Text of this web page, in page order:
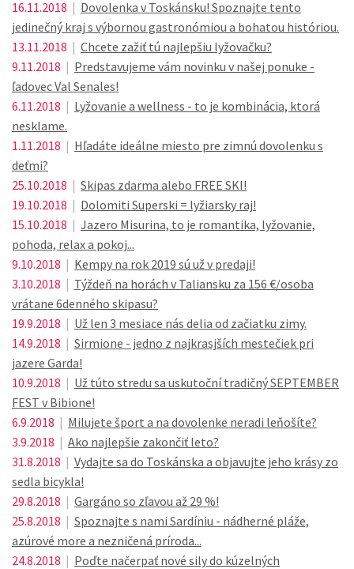
16.11.2018 | Dovolenka v Toskánsku! Spoznajte tento
jedinečný kraj s výbornou gastronómiou a bohatou históriou.
13.11.2018 | Chcete zažiť tú najlepšiu lyžovačku?
9.11.2018 | Predstavujeme vám novinku v našej ponuke -
ľadovec Val Senales!
6.11.2018 | Lyžovanie a wellness - to je kombinácia, ktorá
nesklame.
1.11.2018 | Hľadáte ideálne miesto pre zimnú dovolenku s
deťmi?
25.10.2018 | Skipas zdarma alebo FREE SKI!
19.10.2018 | Dolomiti Superski = lyžiarsky raj!
15.10.2018 | Jazero Misurina, to je romantika, lyžovanie,
pohoda, relax a pokoj...
9.10.2018 | Kempy na rok 2019 sú už v predaji!
3.10.2018 | Týždeň na horách v Taliansku za 156 €/osoba
vrátane 6denného skipasu?
19.9.2018 | Už len 3 mesiace nás delia od začiatku zimy.
14.9.2018 | Sirmione - jedno z najkrasjších mestečiek pri
jazere Garda!
10.9.2018 | Už túto stredu sa uskutoční tradičný SEPTEMBER
FEST v Bibione!
6.9.2018 | Milujete šport a na dovolenke neradi leňošíte?
3.9.2018 | Ako najlepšie zakončiť leto?
31.8.2018 | Vydajte sa do Toskánska a objavujte jeho krásy zo
sedla bicykla!
29.8.2018 | Gargáno so zľavou až 29 %!
25.8.2018 | Spoznajte s nami Sardíniu - nádherné pláže,
azúrové more a nezničená príroda...
24.8.2018 | Poďte načerpať nové sily do kúzelných